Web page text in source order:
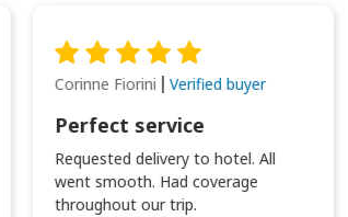
Corinne Fiorini Verified buyer
Perfect service
Requested delivery to hotel. All
went smooth. Had coverage
throughout our trip.